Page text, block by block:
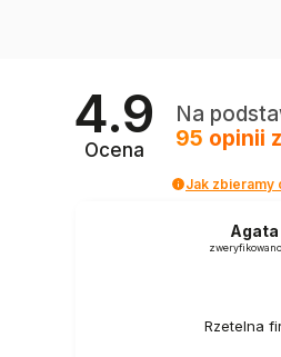
4.9
Ocena
Na
95 opinii
Jak zbieramy
Agata
zweryfikowano
Rzetelna